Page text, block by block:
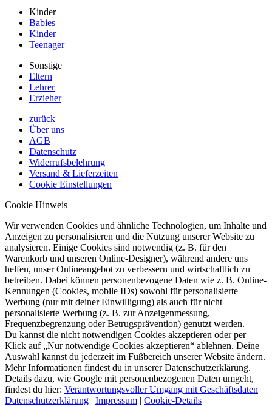
Kinder
Babies
Kinder
Teenager
Sonstige
Eltern
Lehrer
Erzieher
zurück
Über uns
AGB
Datenschutz
Widerrufsbelehrung
Versand & Lieferzeiten
Cookie Einstellungen
Cookie Hinweis
Wir verwenden Cookies und ähnliche Technologien, um Inhalte und
Anzeigen zu personalisieren und die Nutzung unserer Website zu
analysieren. Einige Cookies sind notwendig (z. B. für den
Warenkorb und unseren Online-Designer), während andere uns
helfen, unser Onlineangebot zu verbessern und wirtschaftlich zu
betreiben. Dabei können personenbezogene Daten wie z. B. Online-
Kennungen (Cookies, mobile IDs) sowohl für personalisierte
Werbung (nur mit deiner Einwilligung) als auch für nicht
personalisierte Werbung (z. B. zur Anzeigenmessung,
Frequenzbegrenzung oder Betrugsprävention) genutzt werden.
Du kannst die nicht notwendigen Cookies akzeptieren oder per
Klick auf „Nur notwendige Cookies akzeptieren“ ablehnen. Deine
Auswahl kannst du jederzeit im Fußbereich unserer Website ändern.
Mehr Informationen findest du in unserer Datenschutzerklärung.
Details dazu, wie Google mit personenbezogenen Daten umgeht,
findest du hier: Verantwortungsvoller Umgang mit Geschäftsdaten
Datenschutzerklärung | Impressum | Cookie-Details